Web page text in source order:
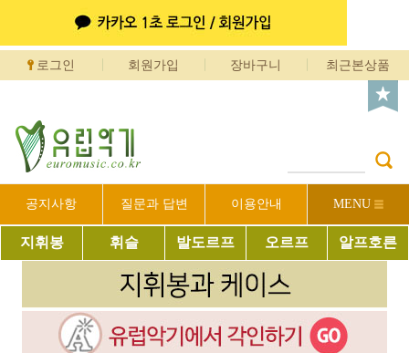
로그인 회원가입 장바구니 최근본상품
공지사항 질문과 답변 이용안내 MENU
지휘봉 휘슬 발도르프 오르프 알프호른